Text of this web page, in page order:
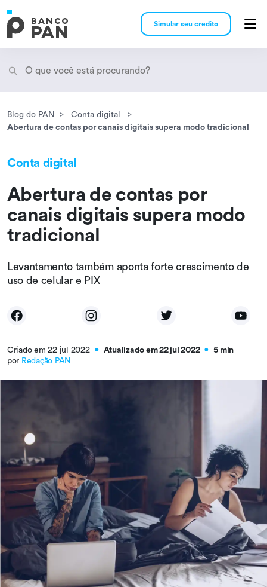
Simular seu crédito
Encontramosresultados
Blog do PAN
Conta digital
Abertura de contas por canais digitais supera modo tradicional
Conta digital
Abertura de contas por
canais digitais supera modo
tradicional
Levantamento também aponta forte crescimento de
uso de celular e PIX
Criado em 22 jul 2022 ● Atualizado em 22 jul 2022 ●
5 min
por Redação PAN